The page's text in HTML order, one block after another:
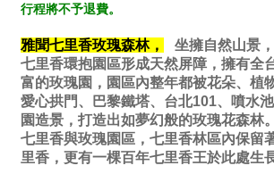
行程將不予退費。
雅聞七里香玫瑰森林，
坐擁自然山景
七里香環抱園區形成天然屏障，擁有全
富的玫瑰園，園區內整年都被花朵、植
愛心拱門、巴黎鐵塔、台北101、噴水
園造景，打造出如夢幻般的玫瑰花森林
七里香與玫瑰園區，七里香林區內保留
里香，更有一棵百年七里香王於此處生長